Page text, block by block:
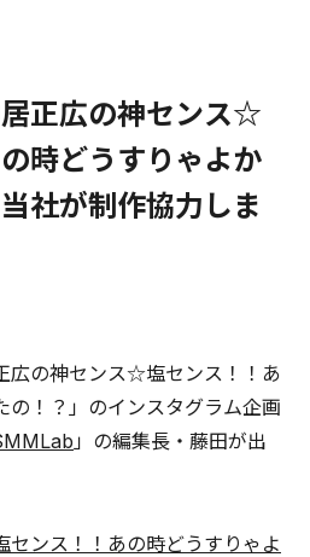
正広の神センス☆
時どうすりゃよか
社が制作協力しま
広の神センス☆塩センス！！あ
の！？」のインスタグラム企画
」の編集長・藤田が出
ンス！！あの時どうすりゃよ